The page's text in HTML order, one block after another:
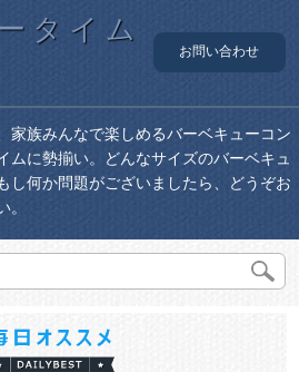
タイム
お問い合わせ
家族みんなで楽しめるバーベキューコン
ムに勢揃い。どんなサイズのバーベキュ
し何か問題がございましたら、どうぞお